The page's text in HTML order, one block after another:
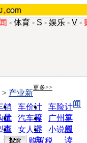
- 体育 - S - 娱乐 - V -
更多>>
销
量
车价计
算
车险计
算
优
惠
汽车投
诉
广州车
展
查
询
女人宝
典
小说阅
读
> 产业新
闻
购置税